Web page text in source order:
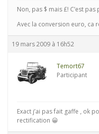
Non, pas $ mais £! C’est pas
Avec la conversion euro, ca
19 mars 2009 à 16h52
Temort67
Participant
Exact j’ai pas fait gaffe , ok
rectification 😀